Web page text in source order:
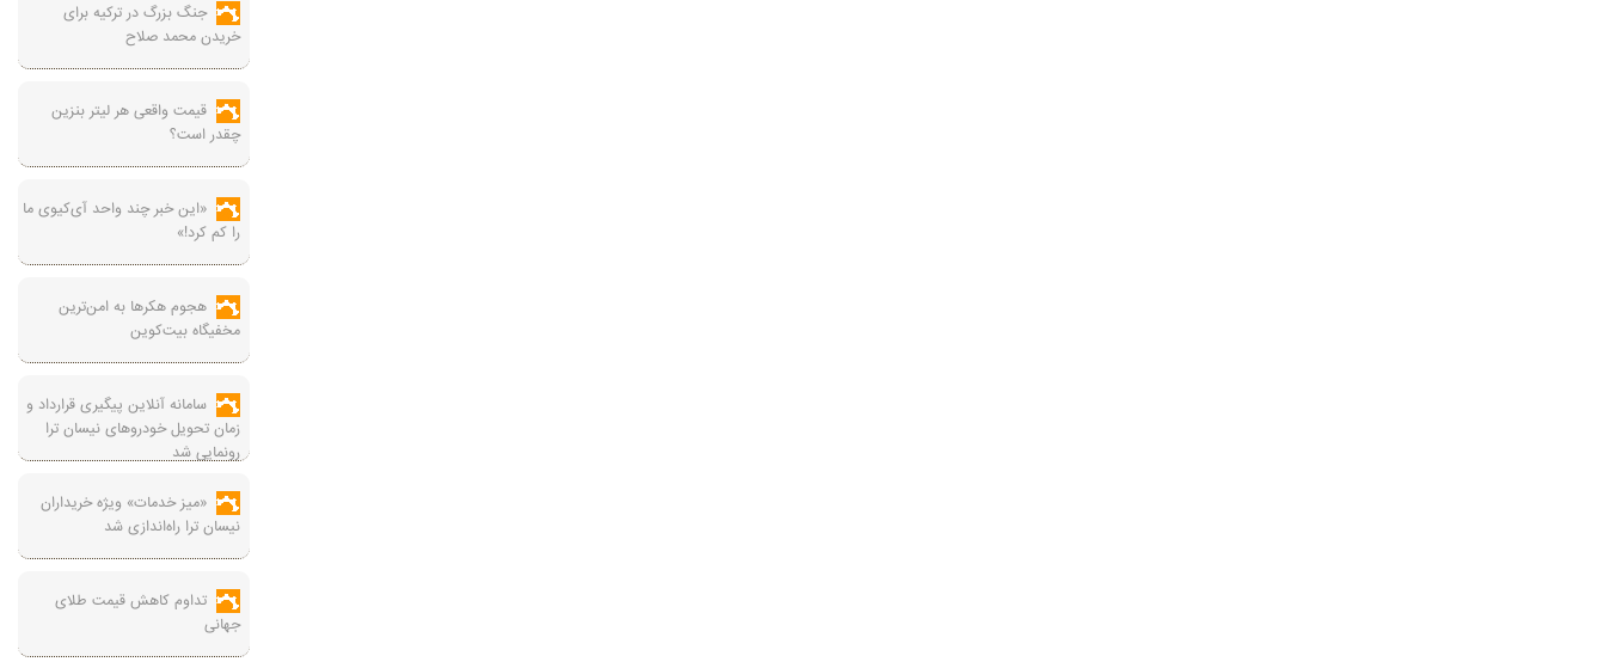
جنگ بزرگ در ترکیه برای
خریدن محمد صلاح
قیمت واقعی هر لیتر بنزین
چقدر است؟
«این خبر چند واحد آی‌کیوی ما
را کم کرد!»
هجوم هکرها به امن‌ترین
مخفیگاه بیت‌کوین
سامانه آنلاین پیگیری قرارداد‌ و
زمان تحویل خودرو‌های نیسان ترا
رونمایی شد
«میز خدمات» ویژه خریداران
نیسان ترا راه‌اندازی شد
تداوم کاهش قیمت طلای
جهانی